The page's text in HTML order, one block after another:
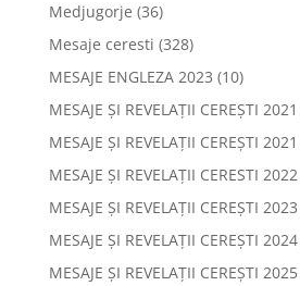
Medjugorje (36)
Mesaje ceresti (328)
MESAJE ENGLEZA 2023 (10)
MESAJE ȘI REVELAȚII CEREȘTI 2021
MESAJE ȘI REVELAȚII CEREȘTI 2021
MESAJE ȘI REVELAȚII CERESTI 2022
MESAJE ȘI REVELAȚII CEREȘTI 2023
MESAJE ȘI REVELAȚII CEREȘTI 2024
MESAJE ȘI REVELAȚII CEREȘTI 2025